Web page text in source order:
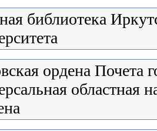
библиотека
ордена Почета
областная